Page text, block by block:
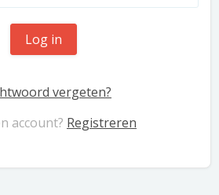
Log in
vergeten?
account? Registreren